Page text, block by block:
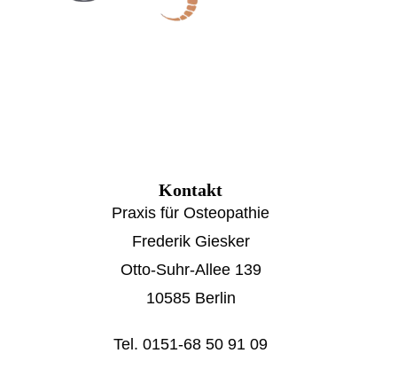
Kontakt
Praxis für Osteopathie
Frederik Giesker
Otto-Suhr-Allee 139
10585 Berlin
Tel. 0151-68 50 91 09